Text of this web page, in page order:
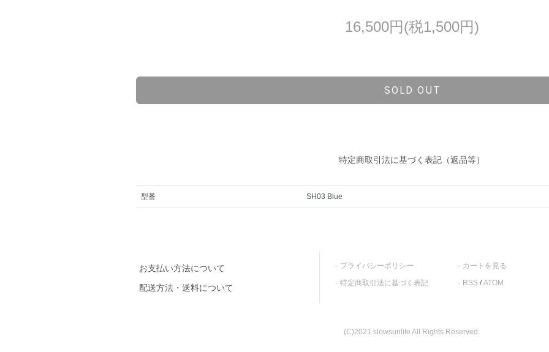
16,500円(税1,500円)
SOLD OUT
特定商取引法に基づく表記（返品等）
型番 SH03 Blue
お支払い方法について
配送方法・送料について
プライバシーポリシー
特定商取引法に基づく表記
カートを見る
RSS/ATOM
(C)2021 slowsunlife All Rights Reserved.